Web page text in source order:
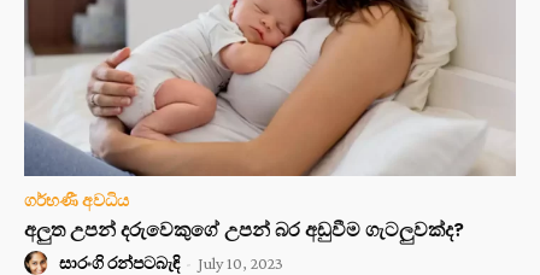
ගර්භණී අවධිය
අලුත උපන් දරුවෙකුගේ උපන් බර අඩුවීම ගැටලුවක්ද?
සාරංගි රන්පටබැඳි - July 10, 2023